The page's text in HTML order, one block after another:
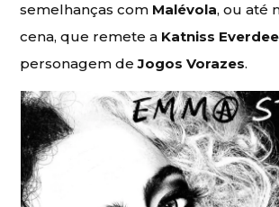
semelhanças com Malévola, ou até
cena, que remete a Katniss
personagem deJogos Vorazes.